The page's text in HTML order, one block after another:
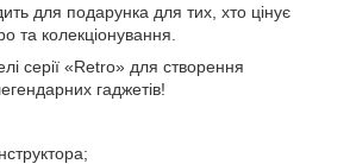
для подарунка для тих, хто цінує
та колекціонування.
серії «Retro» для створення
гаджетів!